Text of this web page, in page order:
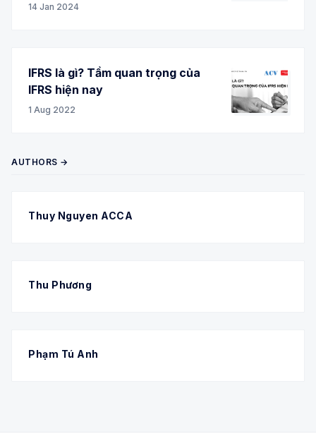
14 Jan 2024
IFRS là gì? Tầm quan trọng của
IFRS hiện nay
1 Aug 2022
AUTHORS →
Thuy Nguyen ACCA
Thu Phương
Phạm Tú Anh